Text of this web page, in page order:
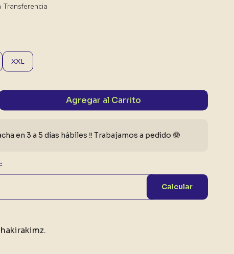
Transferencia
XXL
Agregar al Carrito
en 3 a 5 días hábiles ‼️ Trabajamos a pedido 🤓
Calcular